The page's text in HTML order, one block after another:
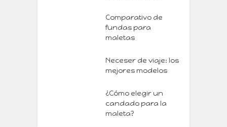
Comparativo de
fundas para
maletas
Neceser de viaje: los
mejores modelos
¿Cómo elegir un
candado para la
maleta?